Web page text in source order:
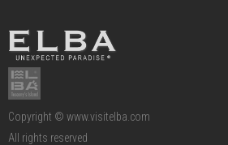
Copyright © www.visitelba.com
All rights reserved